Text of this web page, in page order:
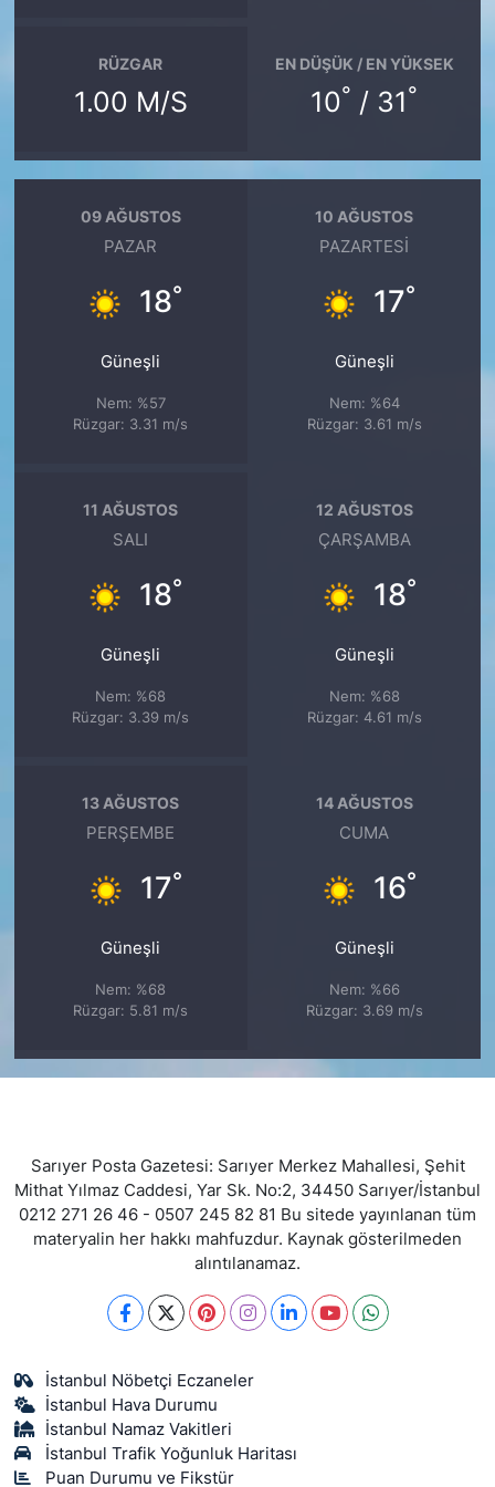
RÜZGAR
1.00 M/S
EN DÜŞÜK / EN YÜKSEK
10° / 31°
09 AĞUSTOS
PAZAR
18°
Güneşli
Nem: %57
Rüzgar: 3.31 m/s
10 AĞUSTOS
PAZARTESI
17°
Güneşli
Nem: %64
Rüzgar: 3.61 m/s
11 AĞUSTOS
SALI
18°
Güneşli
Nem: %68
Rüzgar: 3.39 m/s
12 AĞUSTOS
ÇARŞAMBA
18°
Güneşli
Nem: %68
Rüzgar: 4.61 m/s
13 AĞUSTOS
PERŞEMBE
17°
Güneşli
Nem: %68
Rüzgar: 5.81 m/s
14 AĞUSTOS
CUMA
16°
Güneşli
Nem: %66
Rüzgar: 3.69 m/s
Sarıyer Posta Gazetesi: Sarıyer Merkez Mahallesi, Şehit
Mithat Yılmaz Caddesi, Yar Sk. No:2, 34450 Sarıyer/İstanbul
0212 271 26 46 - 0507 245 82 81 Bu sitede yayınlanan tüm
materyalin her hakkı mahfuzdur. Kaynak gösterilmeden
alıntılanamaz.
İstanbul Nöbetçi Eczaneler
İstanbul Hava Durumu
İstanbul Namaz Vakitleri
İstanbul Trafik Yoğunluk Haritası
Puan Durumu ve Fikstür